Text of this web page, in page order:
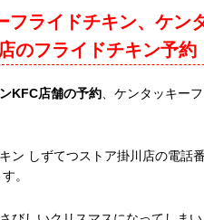
ライドチキン、ケン
のフライドチキン予約
KFC店舗の予約 、ケンタッキー
ン しずてつストア掛川店の電話
。